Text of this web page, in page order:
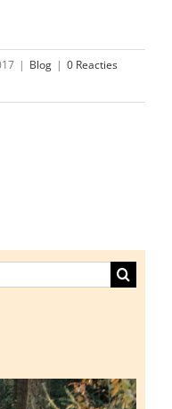
| Blog | 0 Reacties